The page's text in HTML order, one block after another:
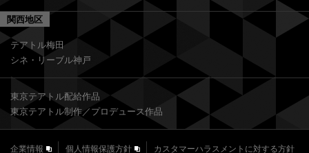
関西地区
テアトル梅田
シネ・リーブル神戸
東京テアトル配給作品
東京テアトル制作／プロデュース作品
企業情報 個人情報保護方針 カスタマーハラスメントに対する方針